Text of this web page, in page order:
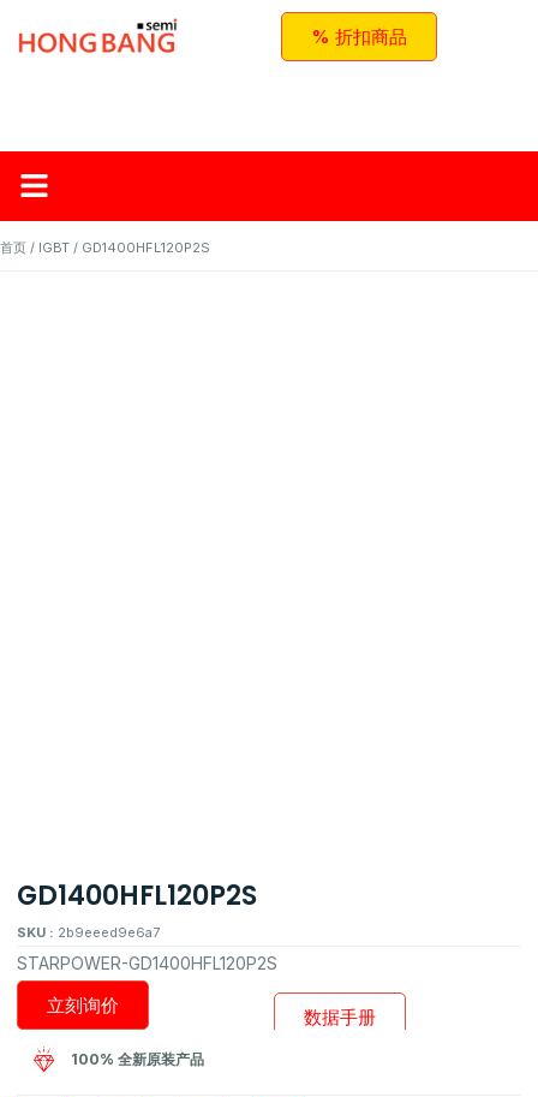
% 折扣商品
首页 / IGBT / GD1400HFL120P2S
GD1400HFL120P2S
SKU : 2b9eeed9e6a7
STARPOWER-GD1400HFL120P2S
数据手册
立刻询价
100% 全新原装产品